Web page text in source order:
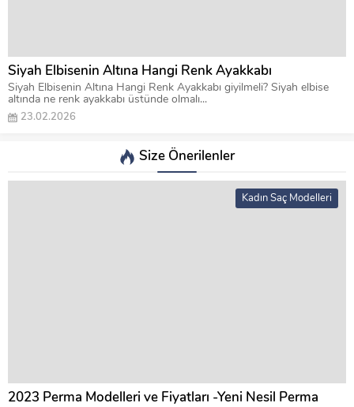
Siyah Elbisenin Altına Hangi Renk Ayakkabı
Siyah Elbisenin Altına Hangi Renk Ayakkabı giyilmeli? Siyah elbise
altında ne renk ayakkabı üstünde olmalı...
23.02.2026
Size Önerilenler
Kadın Saç Modelleri
2023 Perma Modelleri ve Fiyatları -Yeni Nesil Perma